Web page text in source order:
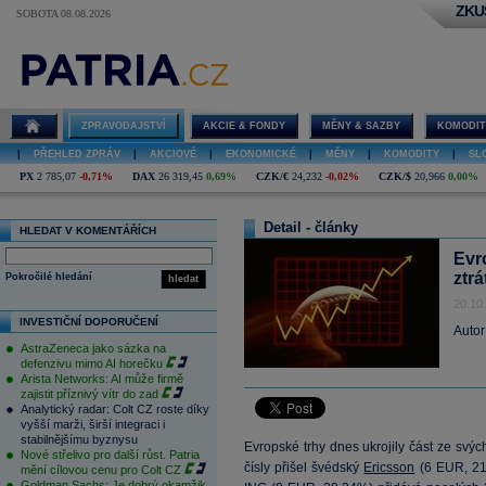
SOBOTA 08.08.2026
ZPRAVODAJSTVÍ AKCIE & FONDY MĚNY & SAZBY
PŘEHLED ZPRÁV AKCIOVÉ EKONOMICKÉ MĚNY KOMODITY
PX 2 785,07 -0,71% DAX 26 319,45 0,69% CZK/€ 24,232 -0,02% CZK/$ 20,966 0,00%
HLEDAT V KOMENTÁŘÍCH
hledat
Pokročilé hledání
INVESTIČNÍ DOPORUČENÍ
AstraZeneca jako sázka na
defenzivu mimo AI horečku
Arista Networks: AI může firmě
zajistit příznivý vítr do zad
Analytický radar: Colt CZ roste díky
vyšší marži, širší integraci i
stabilnějšímu byznysu
Nové střelivo pro další růst. Patria
mění cílovou cenu pro Colt CZ
Detail - články
Evropské trhy dnes ukrojily část ze
čísly přišel švédský Ericsson (6 EUR,